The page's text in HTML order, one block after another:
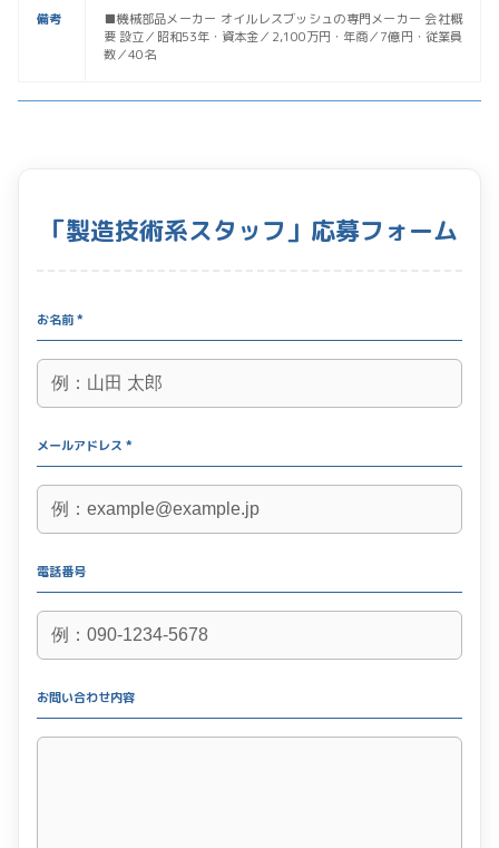
備考
■機械部品メーカー オイルレスブッシュの専門メーカー 会社概
要 設立／昭和53年・資本金／2,100万円・年商／7億円・従業員
数／40名
「製造技術系スタッフ」応募フォーム
お名前 *
メールアドレス *
電話番号
お問い合わせ内容